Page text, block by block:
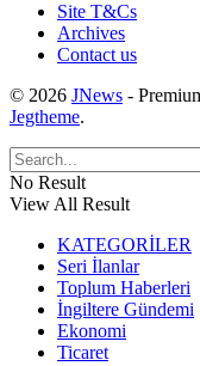
Site T&Cs
Archives
Contact us
© 2026 JNews -
Jegtheme.
No Result
View All Result
KATEGORİLER
Seri İlanlar
Toplum Haberleri
İngiltere Gündemi
Ekonomi
Ticaret